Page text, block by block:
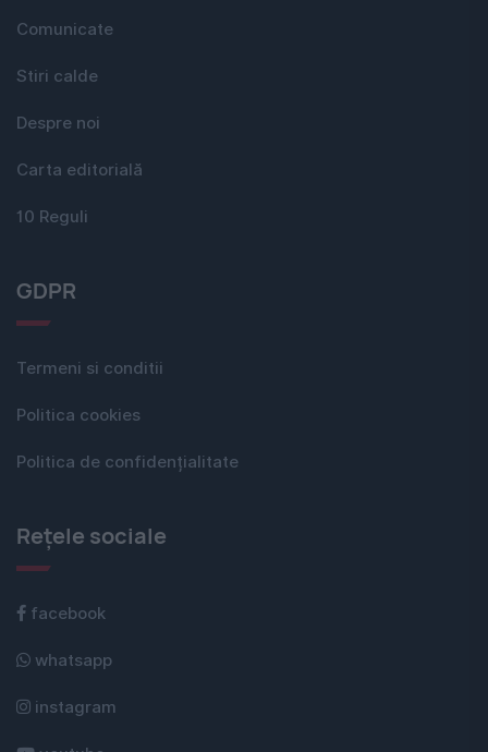
Comunicate
Stiri calde
Despre noi
Carta editorială
10 Reguli
GDPR
Termeni si conditii
Politica cookies
Politica de confidențialitate
Rețele sociale
facebook
whatsapp
instagram